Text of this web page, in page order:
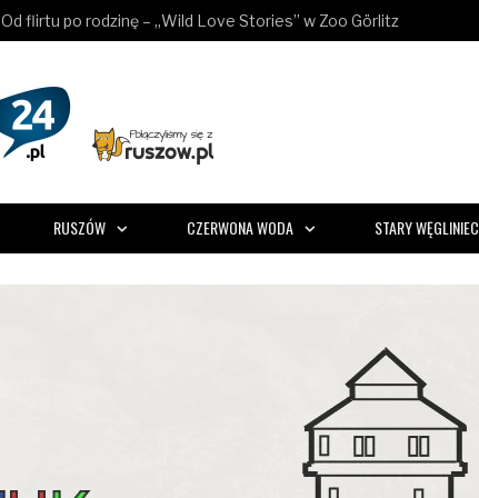
Od flirtu po rodzinę – „Wild Love Stories” w Zoo Görlitz
RUSZÓW CZERWONA WODA STARY WĘGLINIEC